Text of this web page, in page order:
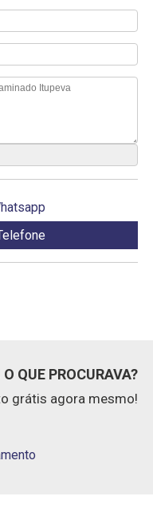
QUE PROCURAVA?
grátis agora mesmo!